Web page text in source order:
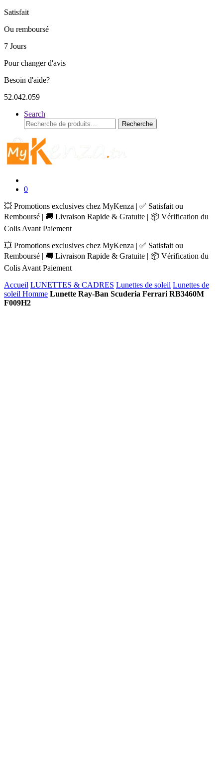
Satisfait
Ou remboursé
7 Jours
Pour changer d'avis
Besoin d'aide?
52.042.059
Search
Recherche
pour :
Recherche
0
💥 Promotions exclusives chez MyKenza | ✅ Satisfait ou
Remboursé | 🚚 Livraison Rapide & Gratuite | 📦 Vérification du
Colis Avant Paiement
💥 Promotions exclusives chez MyKenza | ✅ Satisfait ou
Remboursé | 🚚 Livraison Rapide & Gratuite | 📦 Vérification du
Colis Avant Paiement
Accueil LUNETTES & CADRES Lunettes de soleil Lunettes de
soleil Homme Lunette Ray-Ban Scuderia Ferrari RB3460M
F009H2